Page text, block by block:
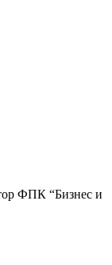
ФПК “Бизнес и